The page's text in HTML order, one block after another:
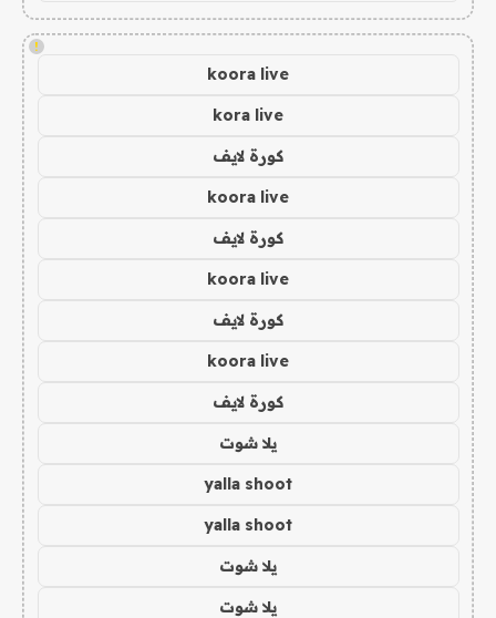
!
koora live
kora live
كورة لايف
koora live
كورة لايف
koora live
كورة لايف
koora live
كورة لايف
يلا شوت
yalla shoot
yalla shoot
يلا شوت
يلا شوت